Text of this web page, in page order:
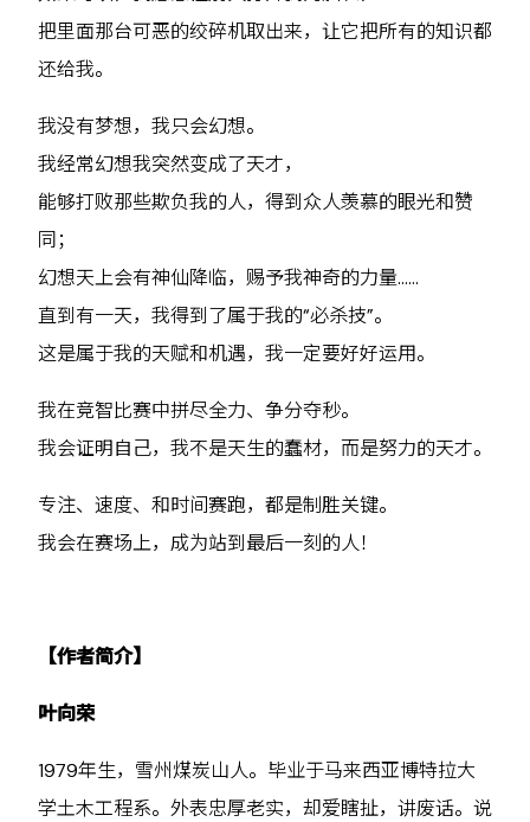
把里面那台可恶的绞碎机取出来，让它把所有的知识都
还给我。
我没有梦想，我只会幻想。
我经常幻想我突然变成了天才，
能够打败那些欺负我的人，得到众人羡慕的眼光和赞
同；
幻想天上会有神仙降临，赐予我神奇的力量……
直到有一天，我得到了属于我的“必杀技”。
这是属于我的天赋和机遇，我一定要好好运用。
我在竞智比赛中拼尽全力、争分夺秒。
我会证明自己，我不是天生的蠢材，而是努力的天才。
专注、速度、和时间赛跑，都是制胜关键。
我会在赛场上，成为站到最后一刻的人！
【作者简介】
叶向荣
1979年生，雪州煤炭山人。毕业于马来西亚博特拉大
学土木工程系。外表忠厚老实，却爱瞎扯，讲废话。说